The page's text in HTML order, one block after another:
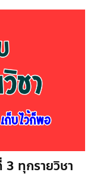
ทุกรายวิชา